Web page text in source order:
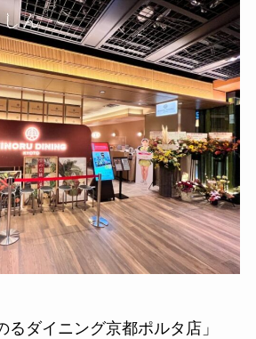
るダイニング京都ポルタ店」